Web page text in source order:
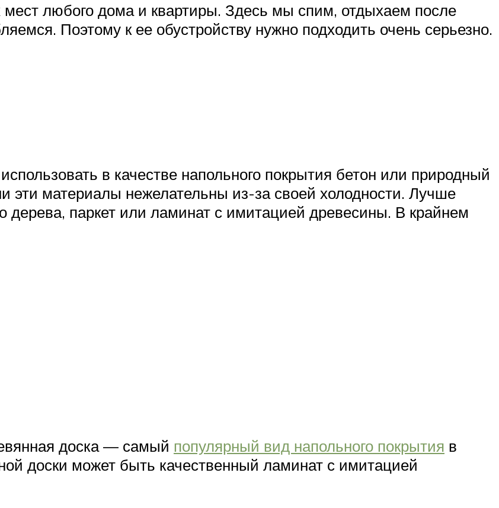
любого дома и квартиры. Здесь мы спим, отдыхаем после
Поэтому к ее обустройству нужно подходить очень серьезно.
в качестве напольного покрытия бетон или природный
эти материалы нежелательны из-за своей холодности. Лучше
дерева, паркет или ламинат с имитацией древесины. В крайнем
доска — самый популярный вид напольного покрытия в
доски может быть качественный ламинат с имитацией